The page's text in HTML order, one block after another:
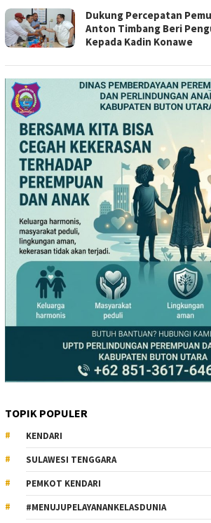
Dukung Percepatan
Anton Timbang Beri
Kepada Kadin Konawe
TOPIK POPULER
KENDARI
SULAWESI TENGGARA
PEMKOT KENDARI
#MENUJUPELAYANANKELASDUNIA